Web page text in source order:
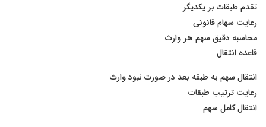
تقدم طبقات بر یکدیگر
رعایت سهام قانونی
محاسبه دقیق سهم هر وارث
قاعده انتقال
انتقال سهم به طبقه بعد در صورت نبود وارث
رعایت ترتیب طبقات
انتقال کامل سهم